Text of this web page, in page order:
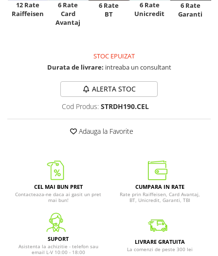
12 Rate
Raiffeisen
6 Rate
Card
Avantaj
6 Rate
BT
6 Rate
Unicredit
6 Rate
Garanti
STOC EPUIZAT
Durata de livrare: intreaba un consultant
ALERTA STOC
Cod Produs: STRDH190.CEL
Adauga la Favorite
CEL MAI BUN PRET
Contacteaza-ne daca ai gasit un pret
mai bun!
CUMPARA IN RATE
Rate prin Raiffeisen, Card Avantaj,
BT, Unicredit, Garanti, TBI
SUPORT
Asistenta la achizitie - telefon sau
email L-V 10:00 - 18:00
LIVRARE GRATUITA
La comenzi de peste 300 lei